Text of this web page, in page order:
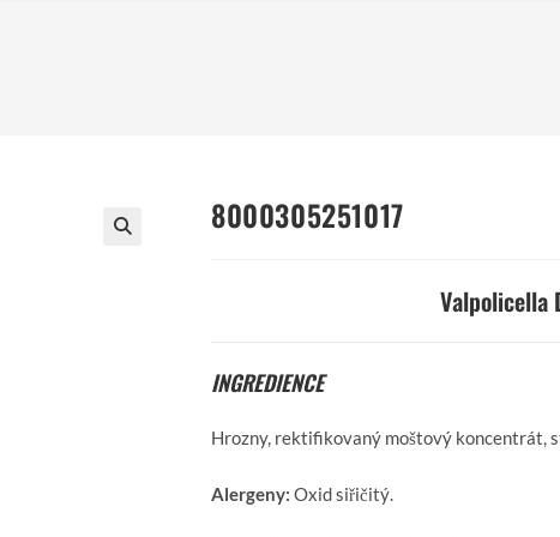
8000305251017
Valpolicella
INGREDIENCE
Hrozny, rektifikovaný moštový koncentrát,
Alergeny: Oxid siřičitý.